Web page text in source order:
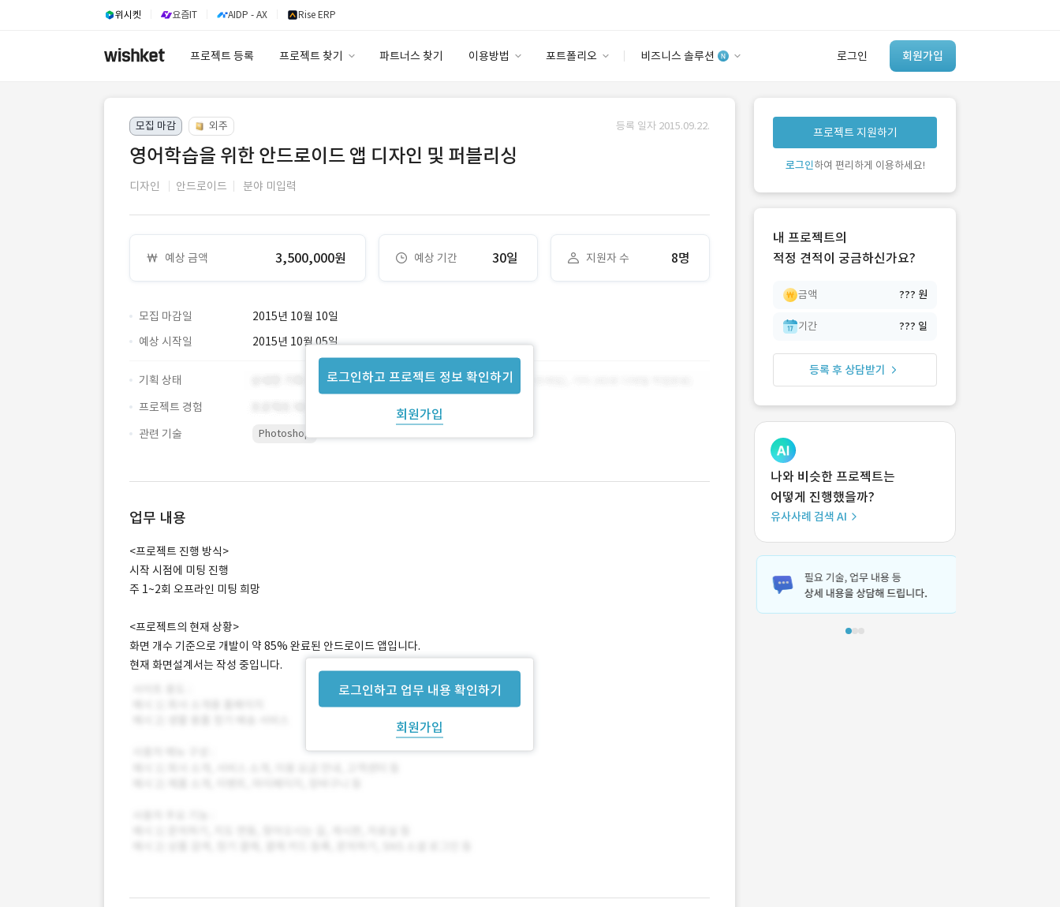
위시켓 요즘IT AIDP - AX Rise ERP
프로젝트 등록 프로젝트 찾기 파트너스 찾기 이용방법 포트폴리오 비즈니스 솔루션 로그인 회원가입
이용요금
고객센터
안심 코드 케어
유사사례 검색 AI
‘이런 거’ 만들어본
개발 회사 있어?
모집 마감 외주 등록 일자 2015.09.22.
영어학습을 위한 안드로이드 앱 디자인 및 퍼블리싱
디자인 안드로이드 분야 미입력
예상 금액 3,500,000원 예상 기간 30일 지원자 수 8명
모집 마감일 2015년 10월 10일
로그인하고 프로젝트 정보 확인하기
회원가입
예상 시작일 2015년 10월 05일
기획 상태
프로젝트 경험
관련 기술
Photoshop
업무 내용
로그인하고 업무 내용 확인하기
회원가입
<프로젝트 진행 방식>
시작 시점에 미팅 진행
주 1~2회 오프라인 미팅 희망
<프로젝트의 현재 상황>
화면 개수 기준으로 개발이 약 85% 완료된 안드로이드 앱입니다.
현재 화면설계서는 작성 중입니다.
프로젝트 지원하기
로그인하여 편리하게 이용하세요!
내 프로젝트의
적정 견적이 궁금하신가요?
금액 ??? 원
기간 ??? 일
등록 후 상담받기
나와 비슷한 프로젝트는
어떻게 진행했을까?
유사사례 검색 AI